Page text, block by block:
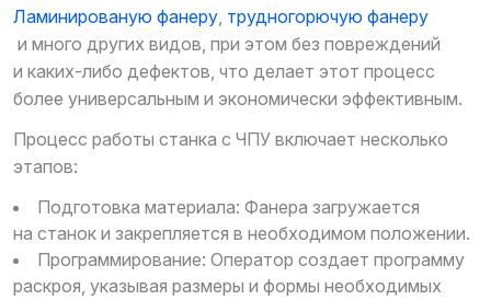
Ламинированую фанеру, трудногорючую фанеру
и много других видов, при этом без повреждений
и каких-либо дефектов, что делает этот процесс
более универсальным и экономически эффективным.
Процесс работы станка с ЧПУ включает несколько
этапов:
Подготовка материала: Фанера загружается
на станок и закрепляется в необходимом положении.
Программирование: Оператор создает программу
раскроя, указывая размеры и формы необходимых